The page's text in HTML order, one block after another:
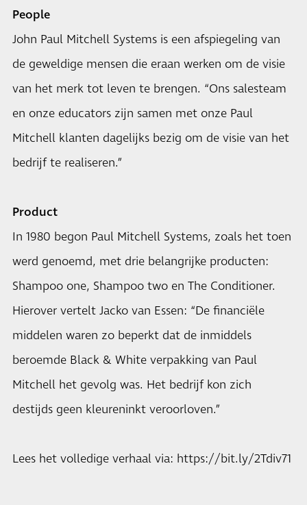
People
John Paul Mitchell Systems is een afspiegeling van
de geweldige mensen die eraan werken om de visie
van het merk tot leven te brengen. “Ons salesteam
en onze educators zijn samen met onze Paul
Mitchell klanten dagelijks bezig om de visie van het
bedrijf te realiseren.”
Product
In 1980 begon Paul Mitchell Systems, zoals het toen
werd genoemd, met drie belangrijke producten:
Shampoo one, Shampoo two en The Conditioner.
Hierover vertelt Jacko van Essen: “De financiële
middelen waren zo beperkt dat de inmiddels
beroemde Black & White verpakking van Paul
Mitchell het gevolg was. Het bedrijf kon zich
destijds geen kleureninkt veroorloven.”
Lees het volledige verhaal via: https://bit.ly/2Tdiv71